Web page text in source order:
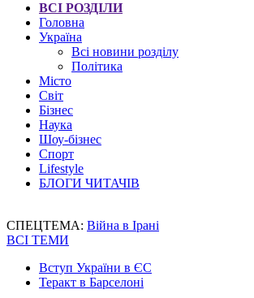
ВСІ РОЗДІЛИ
Головна
Україна
Всі новини розділу
Політика
Місто
Світ
Бізнес
Наука
Шоу-бізнес
Спорт
Lifestyle
БЛОГИ ЧИТАЧІВ
СПЕЦТЕМА: Війна в Ірані
ВСІ ТЕМИ
Вступ України в ЄС
Теракт в Барселоні